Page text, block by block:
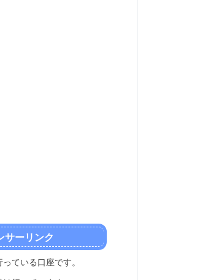
サーリンク
ている口座です。